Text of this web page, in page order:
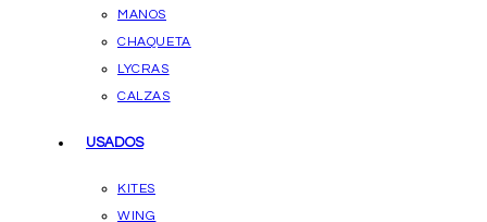
MANOS
CHAQUETA
LYCRAS
CALZAS
USADOS
KITES
WING